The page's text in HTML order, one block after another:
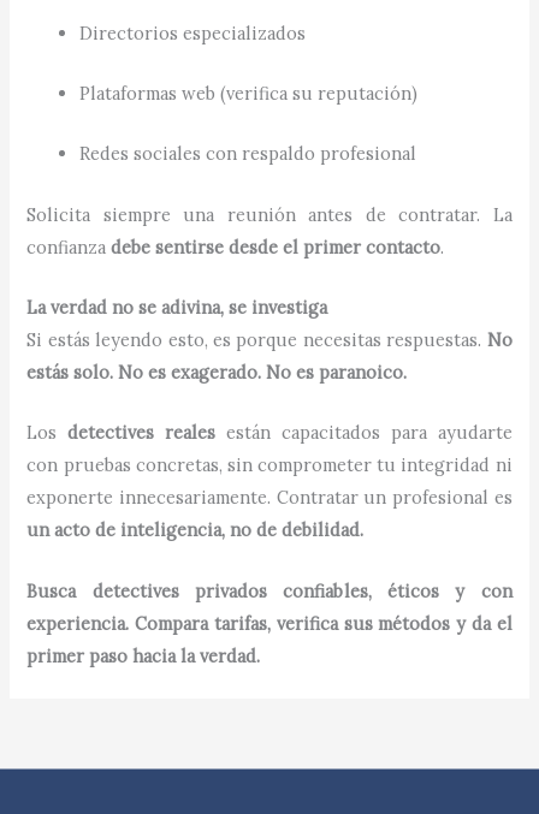
Directorios especializados
Plataformas web (verifica su reputación)
Redes sociales con respaldo profesional
Solicita siempre una reunión antes de contratar. La
confianzadebe sentirse desde el primer contacto.
La verdad no se adivina, se investiga
Si estás leyendo esto, es porque necesitas respuestas. No
estás solo. No es exagerado. No es paranoico.
Losdetectives reales están capacitados para ayudarte
con pruebas concretas, sin comprometer tu integridad ni
exponerte innecesariamente. Contratar un profesional es
un acto de inteligencia, no de debilidad.
Busca detectives privados confiables, éticos y con
experiencia. Compara tarifas, verifica sus métodos y da el
primer paso hacia la verdad.